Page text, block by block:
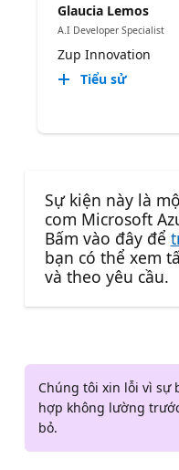
Glaucia Lemos
A.I Developer Specialist
Zup Innovation
Tiểu sử
Sự kiện này là
com Microsoft
Bấm vào đây để
bạn có thể xem
và theo yêu cầu.
Chúng tôi xin lỗi vì sự
hợp không lường
bỏ.